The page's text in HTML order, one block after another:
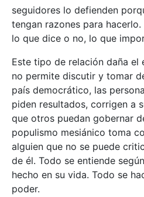
seguidores lo defienden
tengan razones para
lo que dice o no, lo que
Este tipo de relación daña
no permite discutir y tomar
país democrático, las
piden resultados, corrigen a
que otros puedan gobernar
populismo mesiánico toma
alguien que no se puede
de él. Todo se entiende
hecho en su vida. Todo se
poder.